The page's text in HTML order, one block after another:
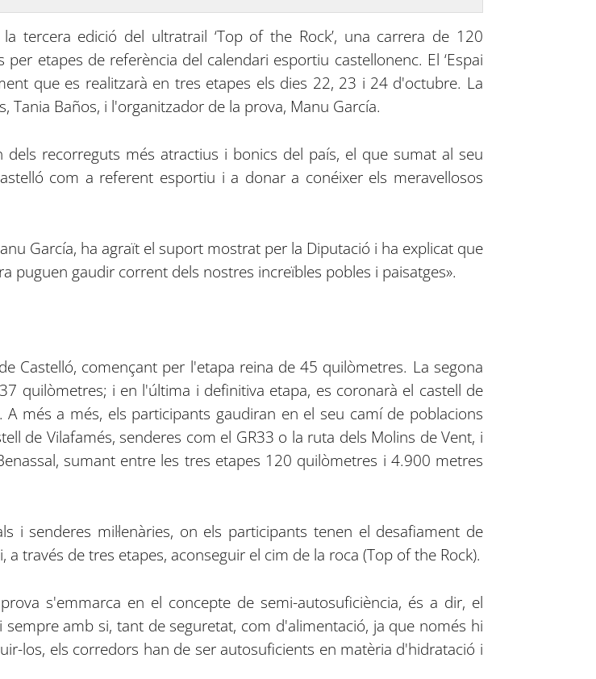
tercera edició del ultratrail ‘Top of the Rock’, una carrera de 120
etapes de referència del calendari esportiu castellonenc. El ‘Espai
que es realitzarà en tres etapes els dies 22, 23 i 24 d'octubre. La
Baños, i l'organitzador de la prova, Manu García.
recorreguts més atractius i bonics del país, el que sumat al seu
com a referent esportiu i a donar a conéixer els meravellosos
García, ha agraït el suport mostrat per la Diputació i ha explicat que
puguen gaudir corrent dels nostres increïbles pobles i paisatges».
Castelló, començant per l'etapa reina de 45 quilòmetres. La segona
quilòmetres; i en l'última i definitiva etapa, es coronarà el castell de
més a més, els participants gaudiran en el seu camí de poblacions
de Vilafamés, senderes com el GR33 o la ruta dels Molins de Vent, i
sumant entre les tres etapes 120 quilòmetres i 4.900 metres
i senderes mil·lenàries, on els participants tenen el desafiament de
través de tres etapes, aconseguir el cim de la roca (Top of the Rock).
s'emmarca en el concepte de semi-autosuficiència, és a dir, el
amb si, tant de seguretat, com d'alimentació, ja que només hi
los, els corredors han de ser autosuficients en matèria d'hidratació i